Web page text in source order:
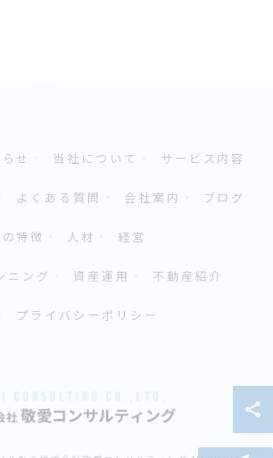
せ 当社について サービス内容
よくある質問 会社案内 ブログ
特徴 人材 経営
ニング 資産運用 不動産紹介
プライバシーポリシー